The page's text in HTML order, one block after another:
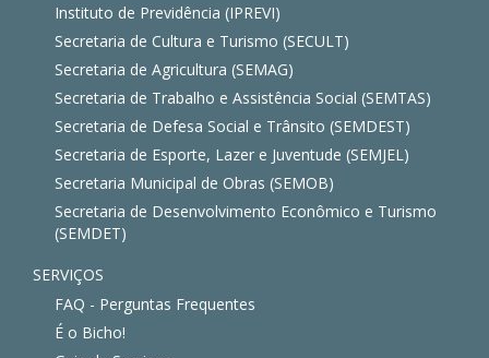
Instituto de Previdência (IPREVI)
Secretaria de Cultura e Turismo (SECULT)
Secretaria de Agricultura (SEMAG)
Secretaria de Trabalho e Assistência Social (SEMTAS)
Secretaria de Defesa Social e Trânsito (SEMDEST)
Secretaria de Esporte, Lazer e Juventude (SEMJEL)
Secretaria Municipal de Obras (SEMOB)
Secretaria de Desenvolvimento Econômico e Turismo
(SEMDET)
SERVIÇOS
FAQ - Perguntas Frequentes
É o Bicho!